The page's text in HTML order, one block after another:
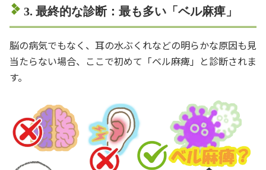
3. 最終的な診断：最も多い「ベル麻痺」
脳の病気でもなく、耳の水ぶくれなどの明らかな原因も見
当たらない場合、ここで初めて「ベル麻痺」と診断されま
す。